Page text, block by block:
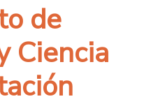
de
Ciencia